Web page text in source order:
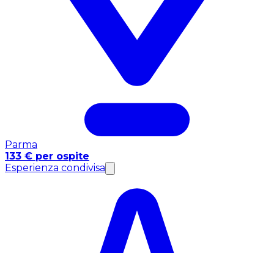
Parma
133 € per ospite
Esperienza condivisa